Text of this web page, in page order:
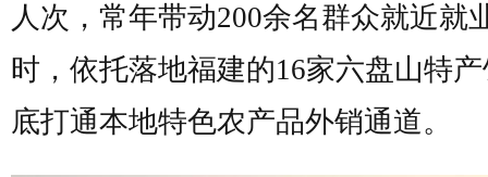
人次，常年带动200余名群众就近就
时，依托落地福建的16家六盘山特
底打通本地特色农产品外销通道。